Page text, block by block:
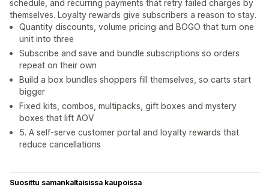
schedule, and recurring payments that retry failed charges by
themselves. Loyalty rewards give subscribers a reason to stay.
Quantity discounts, volume pricing and BOGO that turn one
unit into three
Subscribe and save and bundle subscriptions so orders
repeat on their own
Build a box bundles shoppers fill themselves, so carts start
bigger
Fixed kits, combos, multipacks, gift boxes and mystery
boxes that lift AOV
5. A self-serve customer portal and loyalty rewards that
reduce cancellations
Suosittu samankaltaisissa kaupoissa